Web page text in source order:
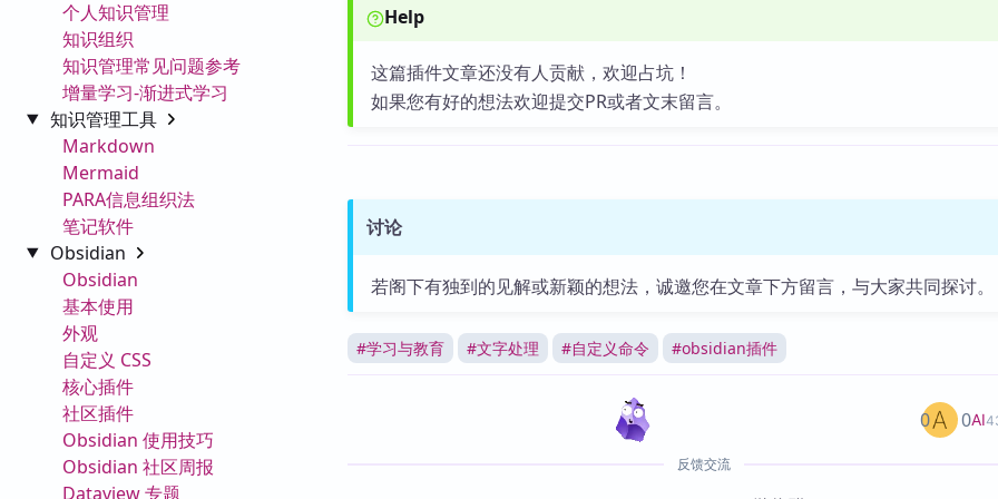
个人知识管理
知识组织
知识管理常见问题参考
增量学习-渐进式学习
知识管理工具
Markdown
Mermaid
PARA信息组织法
笔记软件
Obsidian
Obsidian
基本使用
外观
自定义 CSS
核心插件
社区插件
Obsidian 使用技巧
Obsidian 社区周报
Dataview 专题
Help
这篇插件文章还没有人贡献，欢迎占坑！
如果您有好的想法欢迎提交PR或者文末留言。
讨论
若阁下有独到的见解或新颖的想法，诚邀您在文章下方留言，与大家共同探讨。
#学习与教育 #文字处理 #自定义命令 #obsidian插件
AI
0 0
反馈交流